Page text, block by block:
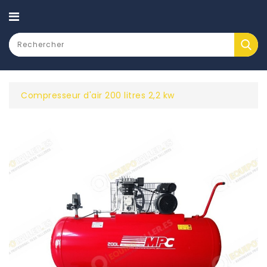
CATEGORY
Compresseur d'air 200 litres 2,2 kw